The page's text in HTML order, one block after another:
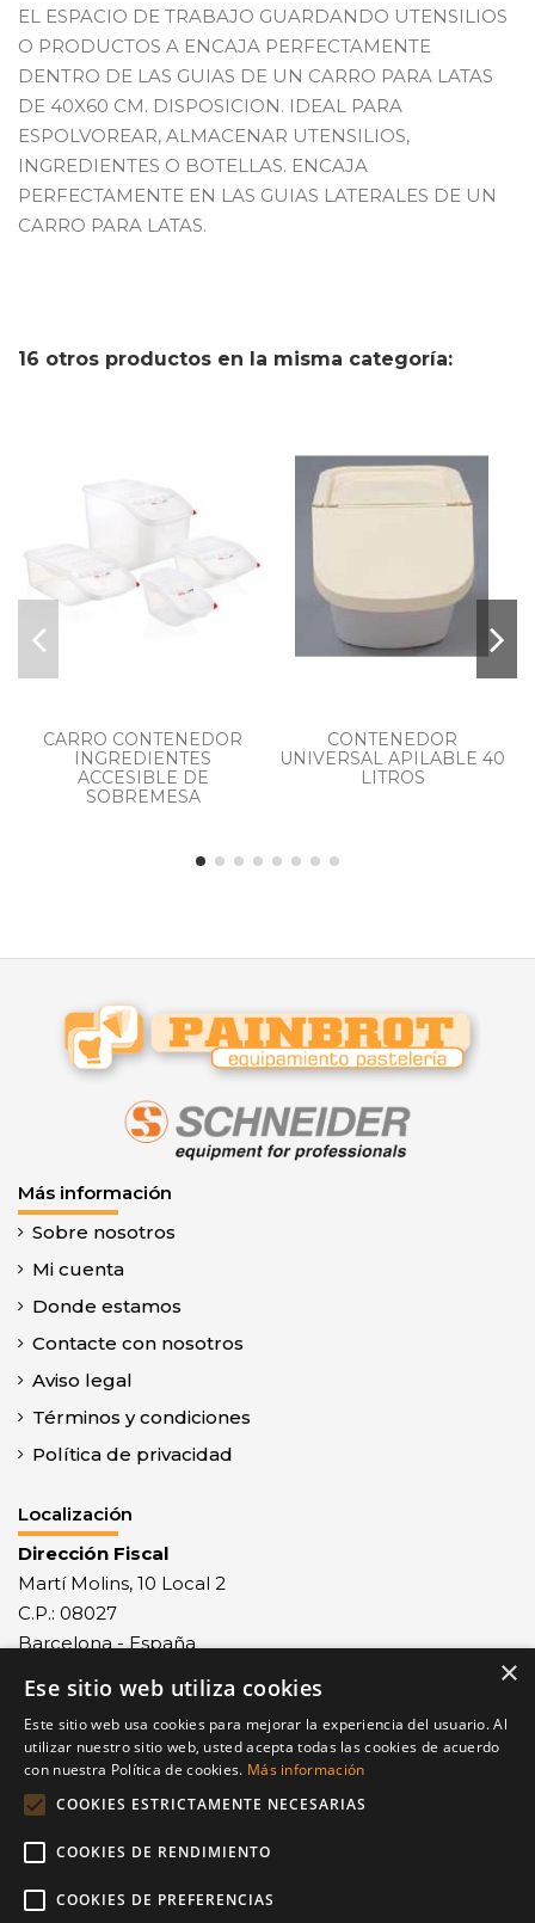
EL ESPACIO DE TRABAJO GUARDANDO UTENSILIOS
O PRODUCTOS A ENCAJA PERFECTAMENTE
DENTRO DE LAS GUIAS DE UN CARRO PARA LATAS
DE 40X60 CM. DISPOSICION. IDEAL PARA
ESPOLVOREAR, ALMACENAR UTENSILIOS,
INGREDIENTES O BOTELLAS. ENCAJA
PERFECTAMENTE EN LAS GUIAS LATERALES DE UN
CARRO PARA LATAS.
16 otros productos en la misma categoría:
CARRO CONTENEDOR
INGREDIENTES
ACCESIBLE DE
SOBREMESA
CONTENEDOR
UNIVERSAL APILABLE 40
LITROS
Más información
Sobre nosotros
Mi cuenta
Donde estamos
Contacte con nosotros
Aviso legal
Términos y condiciones
Política de privacidad
Localización
Dirección Fiscal
Martí Molins, 10 Local 2
C.P.: 08027
Barcelona - España
Recepción mercancías
Monlau, 29 - C.P.: 08027
Barcelona - España
Contacto
Fax: +34 932 68 77 24
equip@painbrot.com
×
Ese sitio web utiliza cookies
Este sitio web usa cookies para mejorar la experiencia del usuario. Al
utilizar nuestro sitio web, usted acepta todas las cookies de acuerdo
con nuestra Política de cookies. Más información
COOKIES ESTRICTAMENTE NECESARIAS
COOKIES DE RENDIMIENTO
COOKIES DE PREFERENCIAS